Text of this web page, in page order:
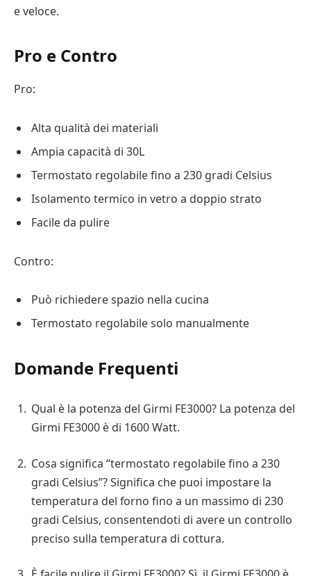
e veloce.
Pro e Contro
Pro:
Alta qualità dei materiali
Ampia capacità di 30L
Termostato regolabile fino a 230 gradi Celsius
Isolamento termico in vetro a doppio strato
Facile da pulire
Contro:
Può richiedere spazio nella cucina
Termostato regolabile solo manualmente
Domande Frequenti
Qual è la potenza del Girmi FE3000? La potenza del
Girmi FE3000 è di 1600 Watt.
Cosa significa “termostato regolabile fino a 230
gradi Celsius”? Significa che puoi impostare la
temperatura del forno fino a un massimo di 230
gradi Celsius, consentendoti di avere un controllo
preciso sulla temperatura di cottura.